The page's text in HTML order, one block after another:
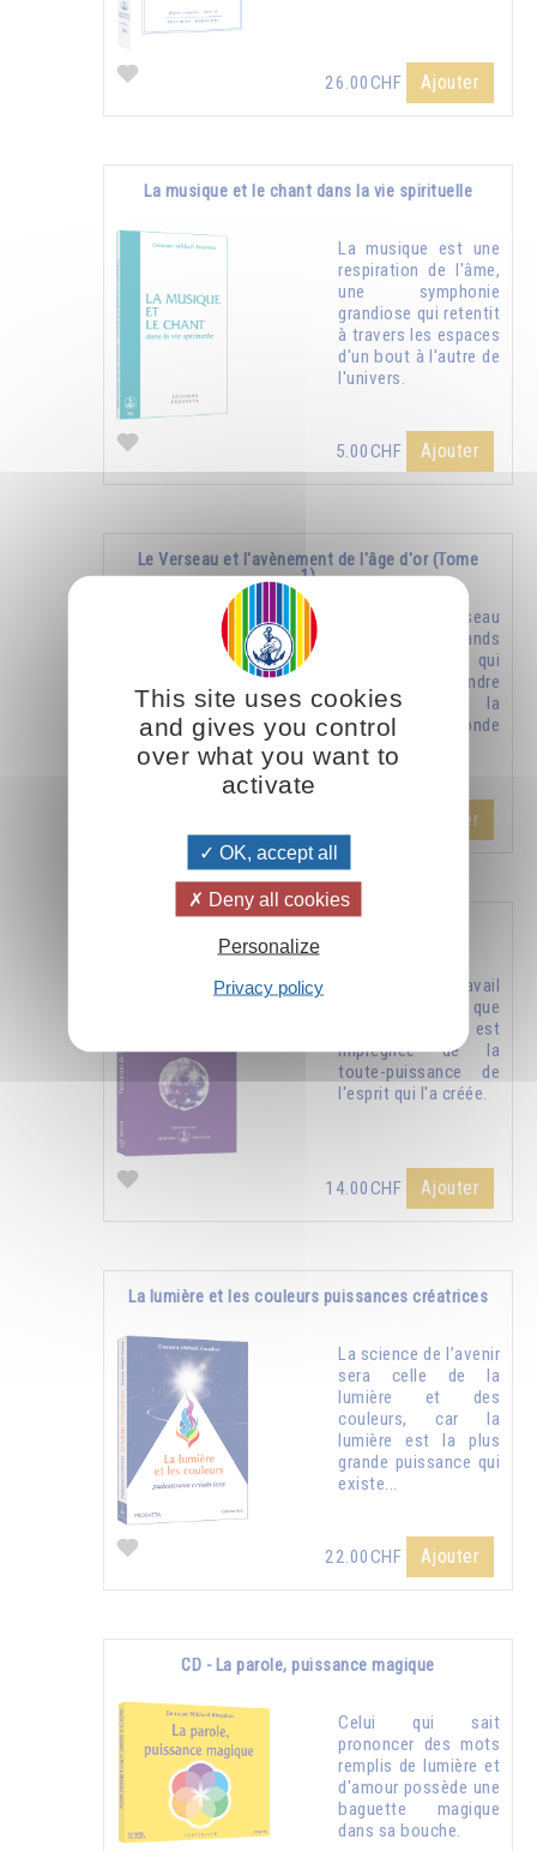
26.00CHF Ajouter
La musique et le chant dans la vie spirituelle
La musique est une
respiration de l'âme,
une symphonie
grandiose qui retentit
à travers les espaces
d'un bout à l'autre de
l'univers.
5.00CHF Ajouter
Le Verseau et l'avènement de l'âge d'or (Tome
1)
L’âge du Verseau
amènera de grands
bouleversements qui
feront comprendre
aux humains la
réalité du monde
spirituel.
Ajouter
La réalité du travail
spirituel fait que
chaque pensée est
imprégnée de la
toute-puissance de
l'esprit qui l'a créée.
14.00CHF Ajouter
La lumière et les couleurs puissances créatrices
La science de l’avenir
sera celle de la
lumière et des
couleurs, car la
lumière est la plus
grande puissance qui
existe...
22.00CHF Ajouter
CD - La parole, puissance magique
Celui qui sait
prononcer des mots
remplis de lumière et
d'amour possède une
baguette magique
dans sa bouche.
This site uses cookies
and gives you control
over what you want to
activate
OK, accept all
Deny all cookies
Personalize
Privacy policy